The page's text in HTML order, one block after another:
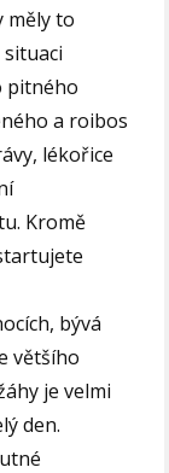
měly to
pitného
a roibos
lékořice
Kromě
bývá
většího
je velmi
den.